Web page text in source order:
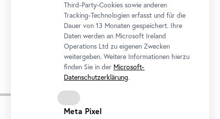
Impressionen
Third-Party-Cookies sowie anderen
Tracking-Technologien erfasst und für die
Dauer von 13 Monaten gespeichert. Ihre
Daten werden an Microsoft Ireland
Operations Ltd zu eigenen Zwecken
weitergeben. Weitere Informationen hierzu
finden Sie in der Microsoft-
Datenschutzerklärung.
Meta Pixel